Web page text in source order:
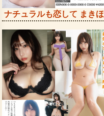
ナチュラルも恋して まきほ